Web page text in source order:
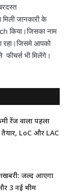
जानकारी के
किया।जिसका नाम
आपको
भी मिलेंगे।
रेंज वाला पहला
तैयार, LoC और LAC
जल्द आएगा
3 नई थीम